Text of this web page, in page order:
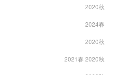
2020秋
2024春
2020秋
2021春 2020秋